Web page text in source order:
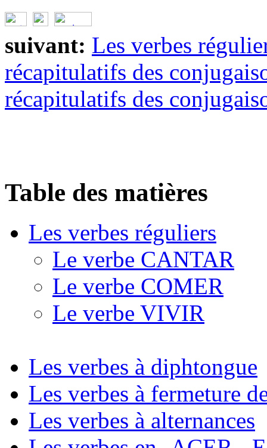
suivant: Les verbes
récapitulatifs des
récapitulatifs des
Table des matières
Les verbes réguliers
Le verbe CANTAR
Le verbe COMER
Le verbe VIVIR
Les verbes à diphtongue
Les verbes à fermeture
Les verbes à alternances